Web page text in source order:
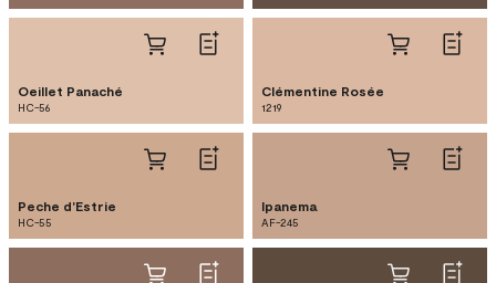
Oeillet Panaché
HC-56
Clémentine Rosée
1219
Peche d'Estrie
HC-55
Ipanema
AF-245